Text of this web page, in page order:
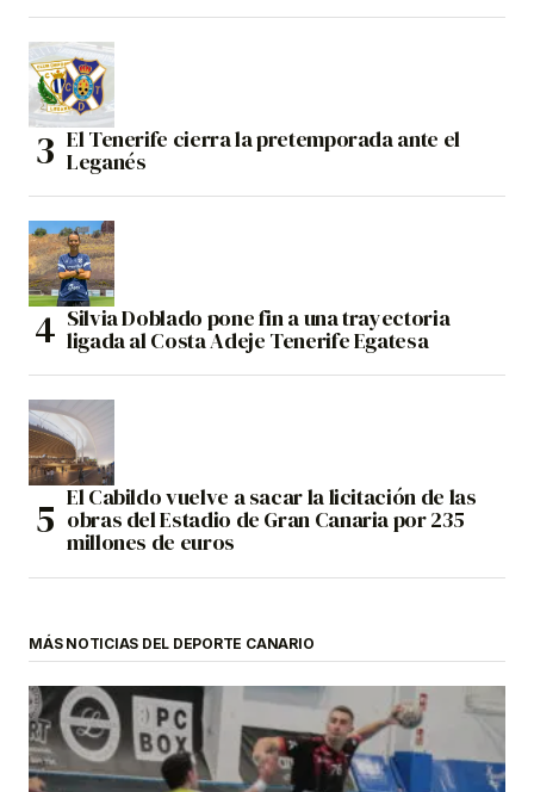
El Tenerife cierra la pretemporada ante el
Leganés
Silvia Doblado pone fin a una trayectoria
ligada al Costa Adeje Tenerife Egatesa
El Cabildo vuelve a sacar la licitación de las
obras del Estadio de Gran Canaria por 235
millones de euros
MÁS NOTICIAS DEL DEPORTE CANARIO